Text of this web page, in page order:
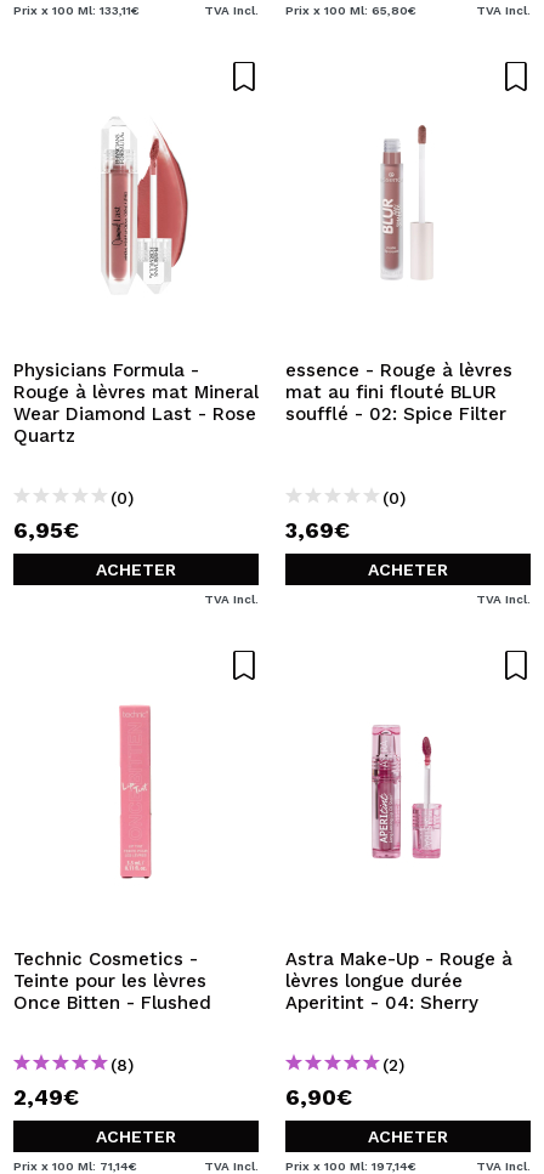
Prix x 100 Ml: 133,11€ TVA Incl. Prix x 100 Ml: 65,80€ TVA Incl.
Physicians Formula -
Rouge à lèvres mat Mineral
Wear Diamond Last - Rose
Quartz
(0)
6,95€
ACHETER
TVA Incl.
essence - Rouge à lèvres
mat au fini flouté BLUR
soufflé - 02: Spice Filter
(0)
3,69€
ACHETER
TVA Incl.
Technic Cosmetics -
Teinte pour les lèvres
Once Bitten - Flushed
(8)
2,49€
ACHETER
Prix x 100 Ml: 71,14€ TVA Incl.
Astra Make-Up - Rouge à
lèvres longue durée
Aperitint - 04: Sherry
(2)
6,90€
ACHETER
Prix x 100 Ml: 197,14€ TVA Incl.